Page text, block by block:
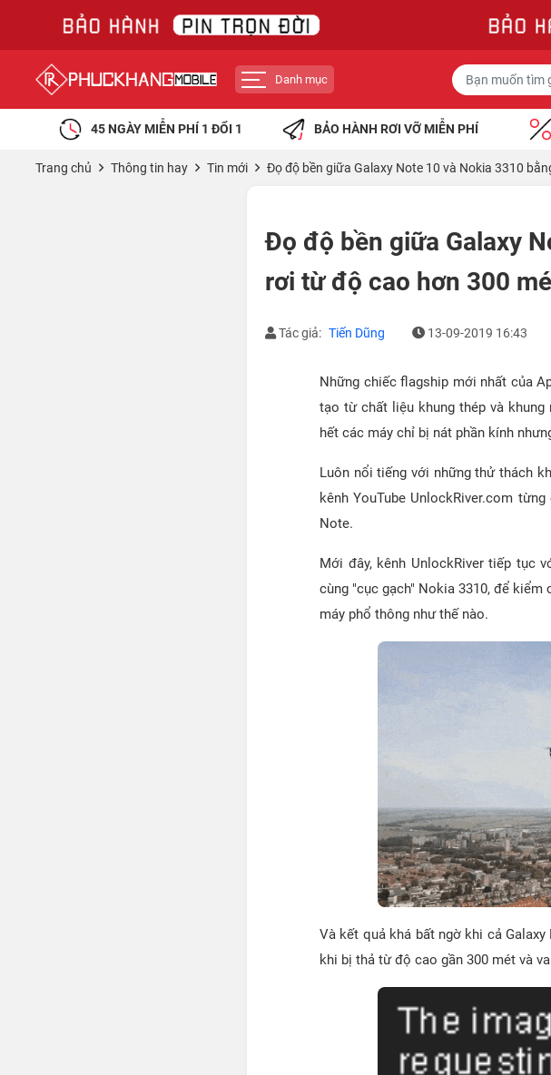
Danh mục
45 NGÀY MIỄN PHÍ 1 ĐỔI 1 BẢO HÀNH RƠI VỠ MIỄN PHÍ
Trang chủ Thông tin hay Tin mới Đọ độ bền giữa Galaxy Note 10 và Nokia 3310
Đọ độ bền giữa Galaxy
rơi từ độ cao hơn 300
Tác giả: Tiến Dũng 13-09-2019 16:43
Những chiếc flagship mới nhất của
tạo từ chất liệu khung thép và
hết các máy chỉ bị nát phần kính
Luôn nổi tiếng với những thử thách
kênh YouTube UnlockRiver.com
Note.
Mới đây, kênh UnlockRiver tiếp tục
cùng "cục gạch" Nokia 3310, để
máy phổ thông như thế nào.
Và kết quả khá bất ngờ khi cả
khi bị thả từ độ cao gần 300 mét và